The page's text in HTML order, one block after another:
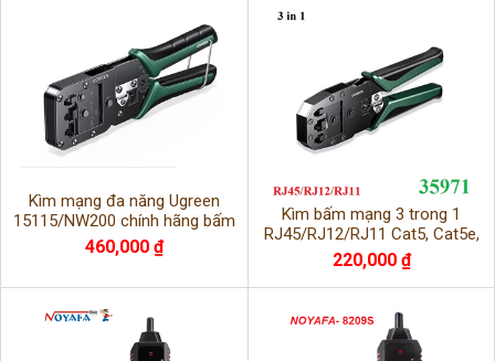
Kìm mạng đa năng Ugreen
15115/NW200 chính hãng bấm
chuẩn RJ11,RJ12,RJ45
460,000 ₫
Kìm bấm mạng 3 trong 1
RJ45/RJ12/RJ11 Cat5, Cat5e,
Cat6 Ugreen 35971/NW304
220,000 ₫